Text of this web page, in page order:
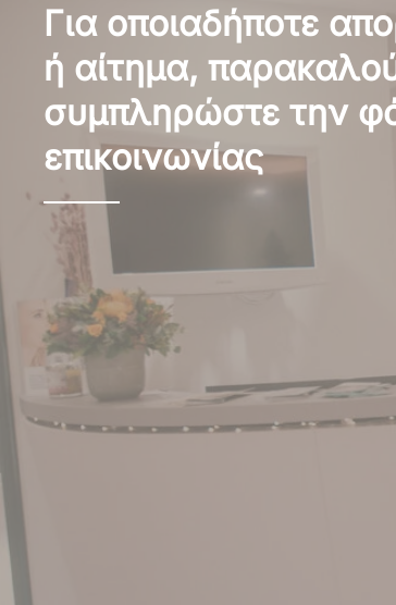
Για οποιαδήποτε
ή αίτημα,
συμπληρώστε την
επικοινωνίας